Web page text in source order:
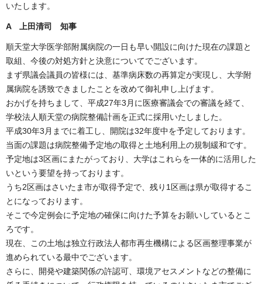
いたします。
A 上田清司 知事
順天堂大学医学部附属病院の一日も早い開設に向けた現在の課題と
取組、今後の対処方針と決意についてでございます。
まず県議会議員の皆様には、基準病床数の再算定が実現し、大学附
属病院を誘致できましたことを改めて御礼申し上げます。
おかげを持ちまして、平成27年3月に医療審議会での審議を経て、
学校法人順天堂の病院整備計画を正式に採用いたしました。
平成30年3月までに着工し、開院は32年度中を予定しております。
当面の課題は病院整備予定地の取得と土地利用上の規制緩和です。
予定地は3区画にまたがっており、大学はこれらを一体的に活用した
いという要望を持っております。
うち2区画はさいたま市が取得予定で、残り1区画は県が取得するこ
とになっております。
そこで今定例会に予定地の確保に向けた予算をお願いしているとこ
ろです。
現在、この土地は独立行政法人都市再生機構による区画整理事業が
進められている最中でございます。
さらに、開発や建築関係の許認可、環境アセスメントなどの整備に